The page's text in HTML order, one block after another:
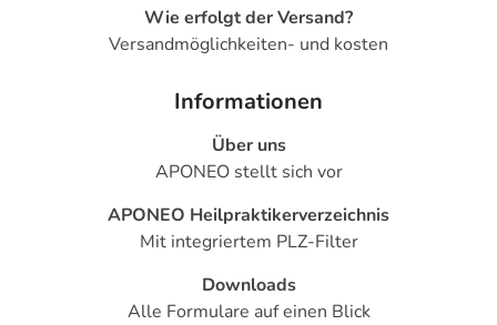
Wie erfolgt der Versand?
Versandmöglichkeiten- und kosten
Informationen
Über uns
APONEO stellt sich vor
APONEO Heilpraktikerverzeichnis
Mit integriertem PLZ-Filter
Downloads
Alle Formulare auf einen Blick